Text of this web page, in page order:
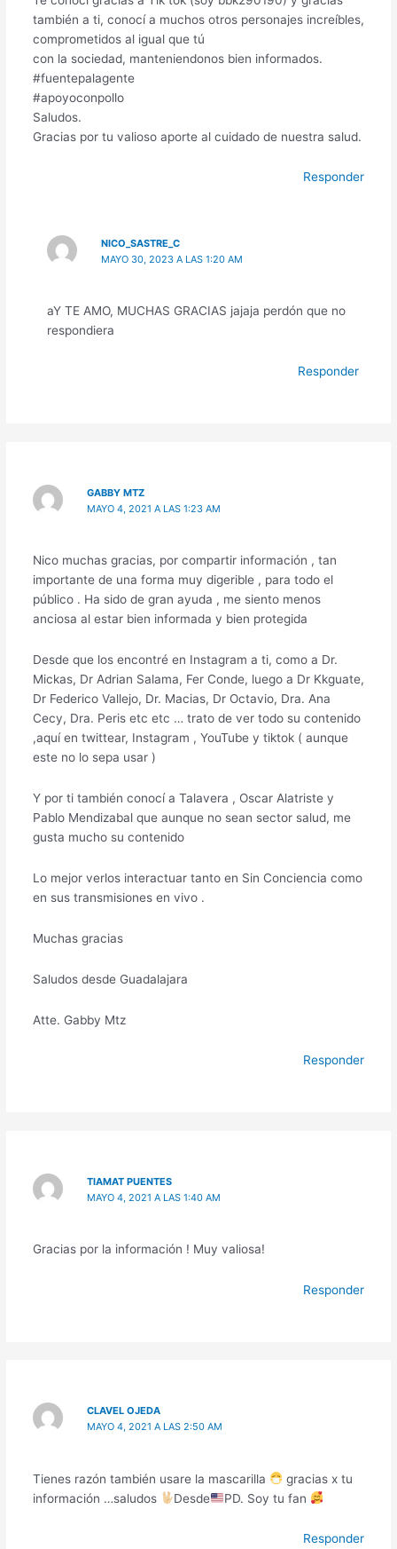
también a ti, conocí a muchos otros personajes increíbles,
comprometidos al igual que tú
con la sociedad, manteniendonos bien informados.
#fuentepalagente
#apoyoconpollo
Saludos.
Gracias por tu valioso aporte al cuidado de nuestra salud.
Responder
NICO_SASTRE_C
MAYO 30, 2023 A LAS 1:20 AM
aY TE AMO, MUCHAS GRACIAS jajaja perdón que no
respondiera
Responder
GABBY MTZ
MAYO 4, 2021 A LAS 1:23 AM
Nico muchas gracias, por compartir información , tan
importante de una forma muy digerible , para todo el
público . Ha sido de gran ayuda , me siento menos
anciosa al estar bien informada y bien protegida
Desde que los encontré en Instagram a ti, como a Dr.
Mickas, Dr Adrian Salama, Fer Conde, luego a Dr Kkguate,
Dr Federico Vallejo, Dr. Macias, Dr Octavio, Dra. Ana
Cecy, Dra. Peris etc etc … trato de ver todo su contenido
,aquí en twittear, Instagram , YouTube y tiktok ( aunque
este no lo sepa usar )
Y por ti también conocí a Talavera , Oscar Alatriste y
Pablo Mendizabal que aunque no sean sector salud, me
gusta mucho su contenido
Lo mejor verlos interactuar tanto en Sin Conciencia como
en sus transmisiones en vivo .
Muchas gracias
Saludos desde Guadalajara
Atte. Gabby Mtz
Responder
TIAMAT PUENTES
MAYO 4, 2021 A LAS 1:40 AM
Gracias por la información ! Muy valiosa!
Responder
CLAVEL OJEDA
MAYO 4, 2021 A LAS 2:50 AM
Tienes razón también usare la mascarilla
gracias x tu
información …saludos
Desde PD. Soy tu fan
Responder